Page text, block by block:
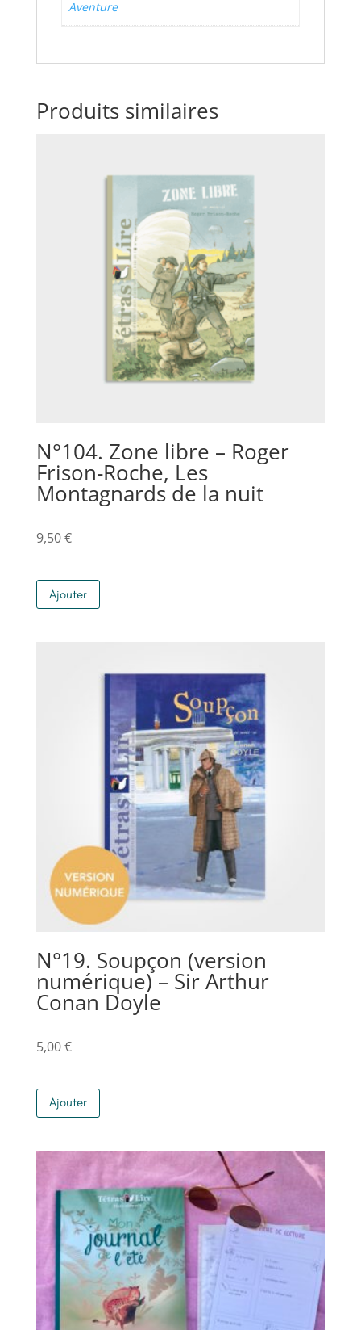
Aventure
Produits similaires
N°104. Zone libre – Roger
Frison-Roche, Les
Montagnards de la nuit
9,50€
Ajouter
N°19. Soupçon (version
numérique) – Sir Arthur
Conan Doyle
5,00€
Ajouter